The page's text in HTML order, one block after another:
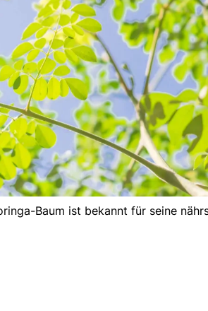
Baum ist bekannt für seine